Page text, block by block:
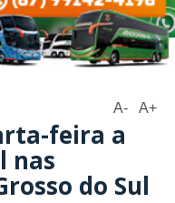
A- A+
feira a
nas
do Sul